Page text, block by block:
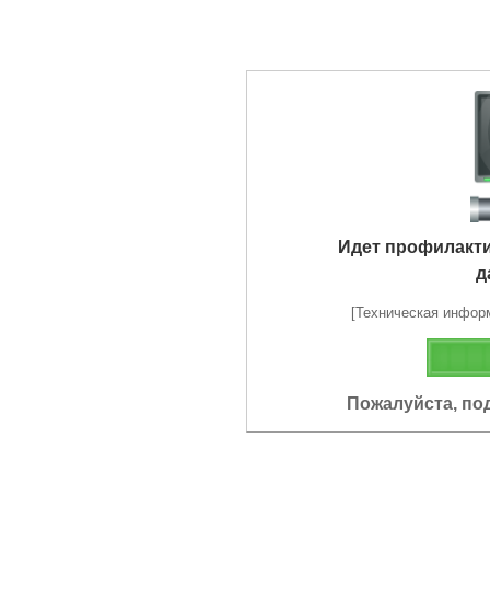
Идет
[Техническая
Пожалуйста,